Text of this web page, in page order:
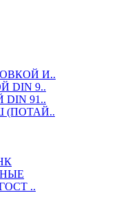
И..
DIN 9..
91..
(ПОТАЙ..
..